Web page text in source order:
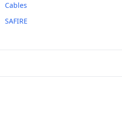
Cables
SAFIRE